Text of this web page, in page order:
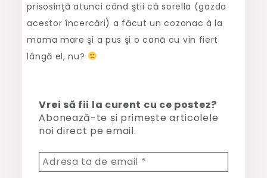
prisosinţă atunci când ştii că sorella (gazda
acestor încercări) a făcut un cozonac à la
mama mare şi a pus şi o cană cu vin fiert
lângă el, nu?
Vrei să fii la curent cu ce postez?
Abonează-te și primește articolele
noi direct pe email.